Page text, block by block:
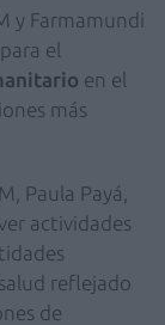
y Farmamundi
el
en el
más
Paula Payá,
actividades
reflejado
de